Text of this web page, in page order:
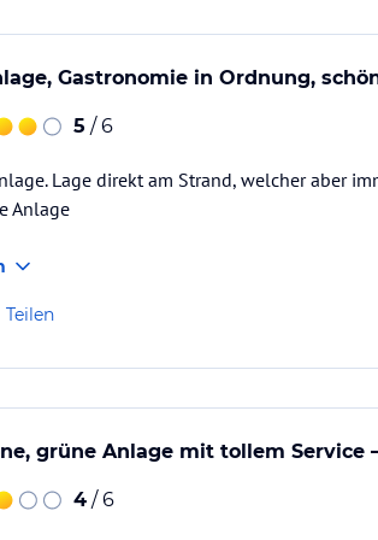
Gastronomie in Ordnung,
5 / 6
Lage direkt am Strand, welcher aber
Anlage
Teilen
grüne Anlage mit tollem Service
4 / 6